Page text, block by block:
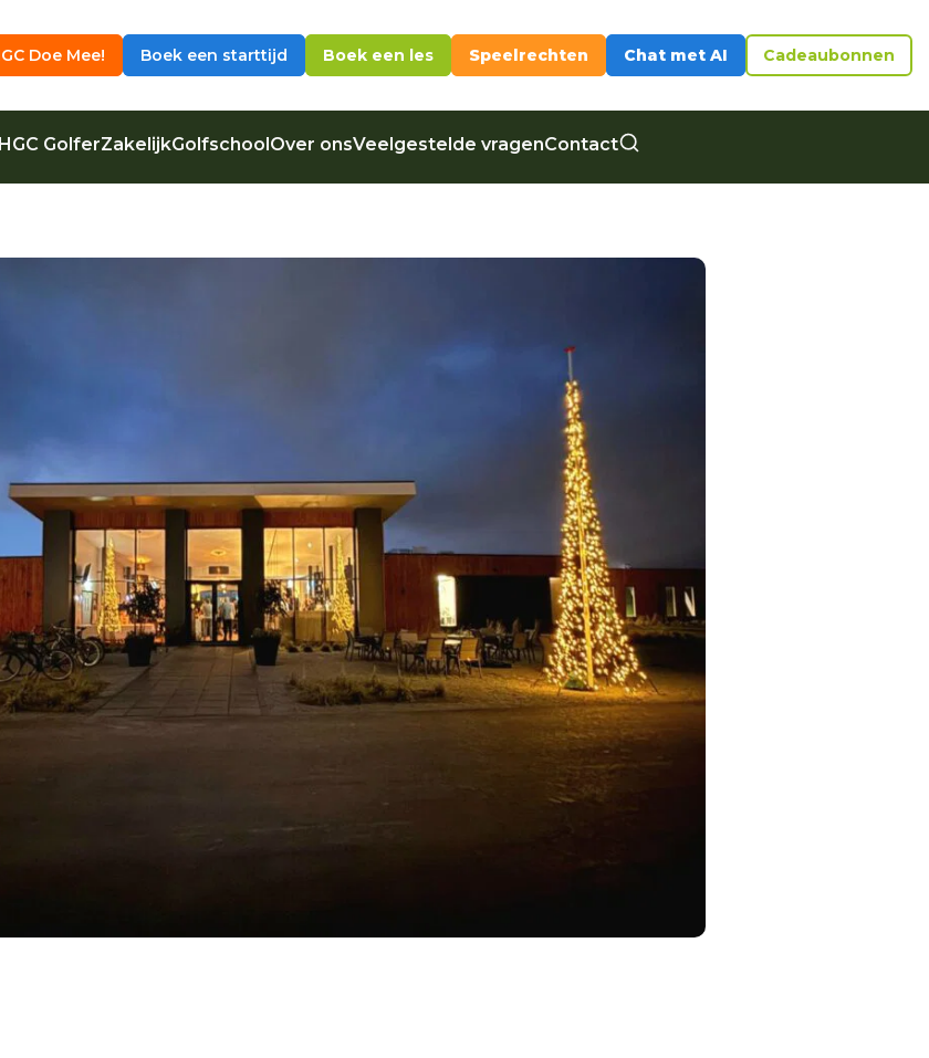
Doe Mee! Boek een starttijd Boek een les Speelrechten Chat met AI Cadeaubonnen
GolferZakelijkGolfschool Over onsVeelgestelde vragenContact